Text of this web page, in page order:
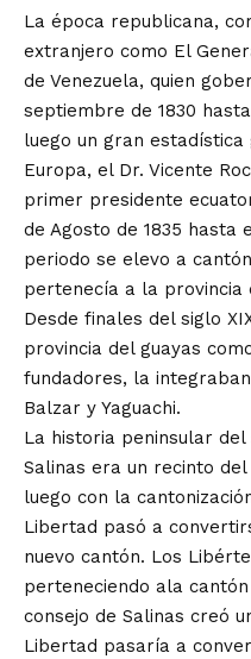
La época republicana,
extranjero como El
de Venezuela, quien
septiembre de 1830
luego un gran estadística
Europa, el Dr. Vicente
primer presidente
de Agosto de 1835 hasta
periodo se elevo a
pertenecía a la provincia
Desde finales del siglo
provincia del guayas
fundadores, la
Balzar y Yaguachi.
La historia peninsular del
Salinas era un recinto
luego con la
Libertad pasó a
nuevo cantón. Los
perteneciendo ala
consejo de Salinas creó
Libertad pasaría a